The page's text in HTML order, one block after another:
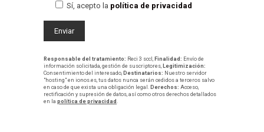
Sí, acepto la política de privacidad
Responsable del tratamiento: Reci 3 sccl, Finalidad: Envío de
información solicitada, gestión de suscriptores,
Legitimización:
Consentimiento del interesado, Destinatarios: Nuestro servidor
"hosting" en ionos.es, tus datos nunca serán cedidos a terceros salvo
en caso de que exista una obligación legal.
Derechos: Acceso,
rectificación y supresión de datos, así como otros derechos detallados
en la política de privacidad